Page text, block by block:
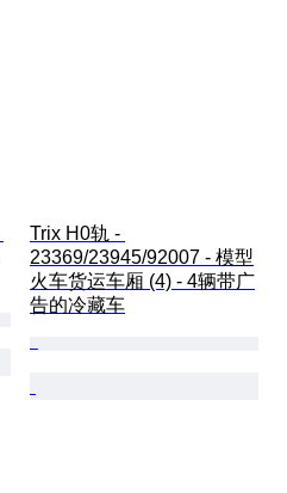
Trix H0轨 -
23369/23945/92007 - 模型
火车货运车厢 (4) - 4辆带广
告的冷藏车